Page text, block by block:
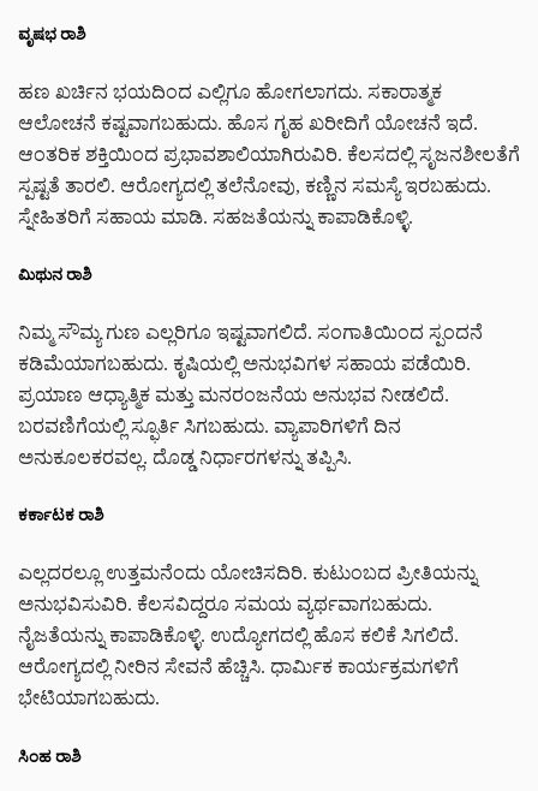
ವೃಷಭ ರಾಶಿ
ಹಣ ಖರ್ಚಿನ ಭಯದಿಂದ ಎಲ್ಲಿಗೂ ಹೋಗಲಾಗದು. ಸಕಾರಾತ್ಮಕ
ಆಲೋಚನೆ ಕಷ್ಟವಾಗಬಹುದು. ಹೊಸ ಗೃಹ ಖರೀದಿಗೆ ಯೋಚನೆ ಇದೆ.
ಆಂತರಿಕ ಶಕ್ತಿಯಿಂದ ಪ್ರಭಾವಶಾಲಿಯಾಗಿರುವಿರಿ. ಕೆಲಸದಲ್ಲಿ ಸೃಜನಶೀಲತೆಗೆ
ಸ್ಪಷ್ಟತೆ ತಾರಲಿ. ಆರೋಗ್ಯದಲ್ಲಿ ತಲೆನೋವು, ಕಣ್ಣಿನ ಸಮಸ್ಯೆ ಇರಬಹುದು.
ಸ್ನೇಹಿತರಿಗೆ ಸಹಾಯ ಮಾಡಿ. ಸಹಜತೆಯನ್ನು ಕಾಪಾಡಿಕೊಳ್ಳಿ.
ಮಿಥುನ ರಾಶಿ
ನಿಮ್ಮ ಸೌಮ್ಯ ಗುಣ ಎಲ್ಲರಿಗೂ ಇಷ್ಟವಾಗಲಿದೆ. ಸಂಗಾತಿಯಿಂದ ಸ್ಪಂದನೆ
ಕಡಿಮೆಯಾಗಬಹುದು. ಕೃಷಿಯಲ್ಲಿ ಅನುಭವಿಗಳ ಸಹಾಯ ಪಡೆಯಿರಿ.
ಪ್ರಯಾಣ ಆಧ್ಯಾತ್ಮಿಕ ಮತ್ತು ಮನರಂಜನೆಯ ಅನುಭವ ನೀಡಲಿದೆ.
ಬರವಣಿಗೆಯಲ್ಲಿ ಸ್ಫೂರ್ತಿ ಸಿಗಬಹುದು. ವ್ಯಾಪಾರಿಗಳಿಗೆ ದಿನ
ಅನುಕೂಲಕರವಲ್ಲ. ದೊಡ್ಡ ನಿರ್ಧಾರಗಳನ್ನು ತಪ್ಪಿಸಿ.
ಕರ್ಕಾಟಕ ರಾಶಿ
ಎಲ್ಲದರಲ್ಲೂ ಉತ್ತಮನೆಂದು ಯೋಚಿಸದಿರಿ. ಕುಟುಂಬದ ಪ್ರೀತಿಯನ್ನು
ಅನುಭವಿಸುವಿರಿ. ಕೆಲಸವಿದ್ದರೂ ಸಮಯ ವ್ಯರ್ಥವಾಗಬಹುದು.
ನೈಜತೆಯನ್ನು ಕಾಪಾಡಿಕೊಳ್ಳಿ. ಉದ್ಯೋಗದಲ್ಲಿ ಹೊಸ ಕಲಿಕೆ ಸಿಗಲಿದೆ.
ಆರೋಗ್ಯದಲ್ಲಿ ನೀರಿನ ಸೇವನೆ ಹೆಚ್ಚಿಸಿ. ಧಾರ್ಮಿಕ ಕಾರ್ಯಕ್ರಮಗಳಿಗೆ
ಭೇಟಿಯಾಗಬಹುದು.
ಸಿಂಹ ರಾಶಿ